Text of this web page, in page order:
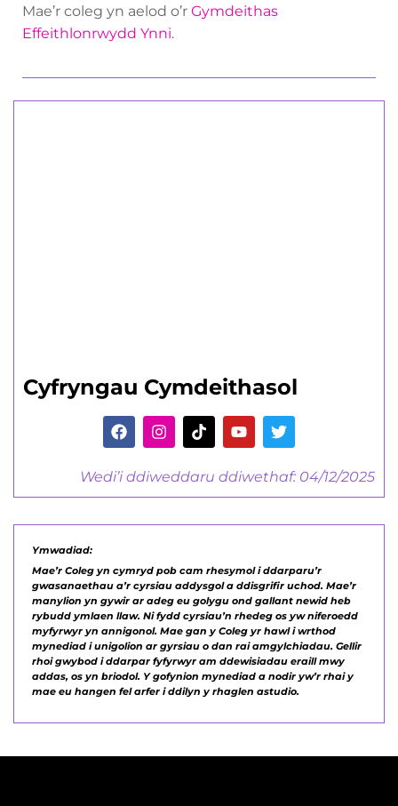
Mae’r coleg yn aelod o’r Gymdeithas
Effeithlonrwydd Ynni.
Cyfryngau Cymdeithasol
Wedi’i ddiweddaru ddiwethaf: 04/12/2025
Ymwadiad:
Mae’r Coleg yn cymryd pob cam rhesymol i ddarparu’r
gwasanaethau a’r cyrsiau addysgol a ddisgrifir uchod. Mae’r
manylion yn gywir ar adeg eu golygu ond gallant newid heb
rybudd ymlaen llaw. Ni fydd cyrsiau’n rhedeg os yw niferoedd
myfyrwyr yn annigonol. Mae gan y Coleg yr hawl i wrthod
mynediad i unigolion ar gyrsiau o dan rai amgylchiadau. Gellir
rhoi gwybod i ddarpar fyfyrwyr am ddewisiadau eraill mwy
addas, os yn briodol. Y gofynion mynediad a nodir yw’r rhai y
mae eu hangen fel arfer i ddilyn y rhaglen astudio.